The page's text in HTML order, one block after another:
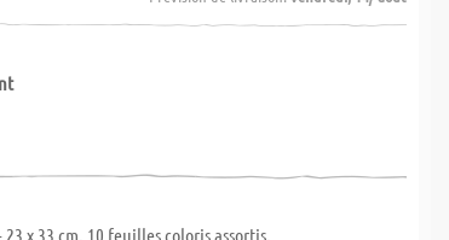
x 33 cm, 10 feuilles coloris assortis.